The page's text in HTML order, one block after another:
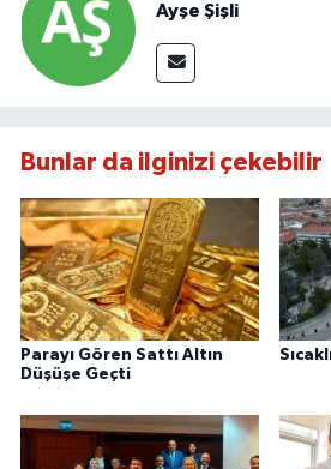
Ayşe Şişli
Bunlar da ilginizi çekebilir
Parayı Gören Sattı Altın
Düşüşe Geçti